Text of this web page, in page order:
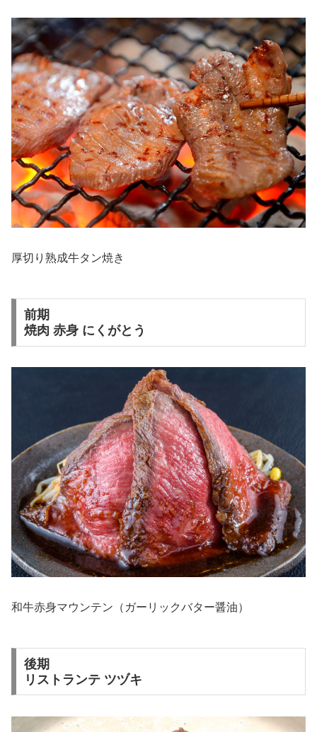
厚切り熟成牛タン焼き
前期
焼肉 赤身 にくがとう
和牛赤身マウンテン（ガーリックバター醤油）
後期
リストランテ ツヅキ